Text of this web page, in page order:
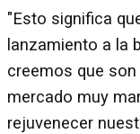
"Esto significa
lanzamiento a la
creemos que
mercado muy
rejuvenecer